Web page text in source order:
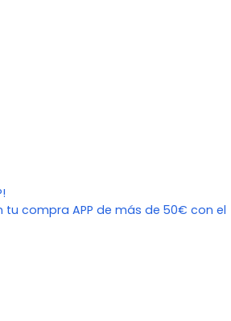
tu compra APP de más de 50€ con el